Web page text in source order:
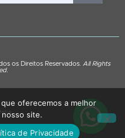
os Direitos Reservados. All Rights
oferecemos a melhor
site.
de Privacidade